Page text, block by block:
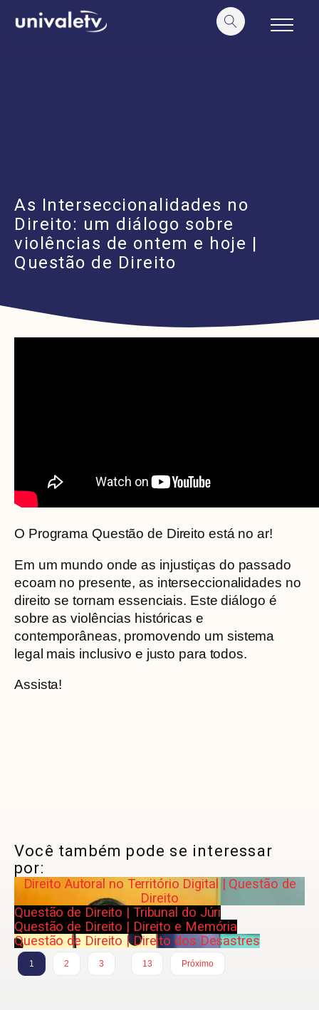
conteúdo
As Interseccionalidades no
Direito: um diálogo sobre
violências de ontem e hoje |
Questão de Direito
O Programa Questão de Direito está no ar!
Em um mundo onde as injustiças do passado
ecoam no presente, as interseccionalidades no
direito se tornam essenciais. Este diálogo é
sobre as violências históricas e
contemporâneas, promovendo um sistema
legal mais inclusivo e justo para todos.
Assista!
Você também pode se interessar
por:
Direito Autoral no Território Digital | Questão de
Direito
Questão de Direito | Tribunal do Júri
Questão de Direito | Direito e Memória
Questão de Direito | Direito dos Desastres
1 2 3
13
Próximo